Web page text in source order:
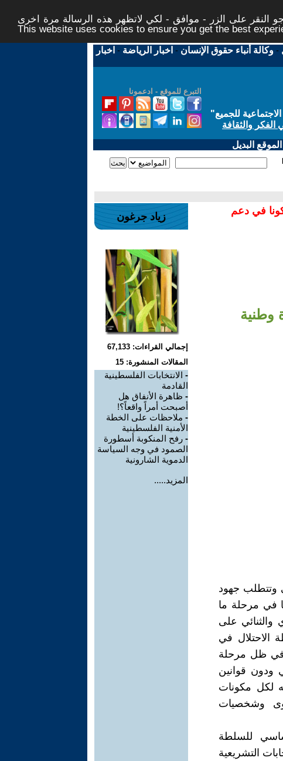
النقر على الزر - موافق - لكي لاتظهر هذه الرسالة مرة اخرى -
This website uses cookies to ensure you get the best
-وكالة أنباء حقوق الإنسان - اخبار الرياضة - اخبار
التبرع للموقع - ادعمونا
للجميع"
والثقافة
البديل
في دعم
وطنية
وتتطلب جهود
في مرحلة ما
على
الاحتلال في
في ظل مرحلة
قوانين
لكل مكونات
وشخصيات
للسلطة
التشريعية
زياد جرغون
إجمالي القراءات: 67,133
المقالات المنشورة: 15
- الانتخابات الفلسطينية
القادمة
- ظاهرة الأنفاق هل
أصبحت أمراً واقعاً؟!
- ملاحظات على الخطة
الأمنية الفلسطينية
- رفح المنكوبة أسطورة
الصمود في وجه السياسة
الدموية الشارونية
المزيد.....